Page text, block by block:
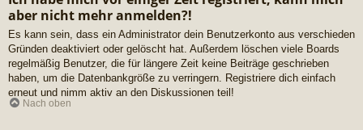
aber nicht mehr anmelden?!
Es kann sein, dass ein Administrator dein Benutzerkonto aus verschieden
Gründen deaktiviert oder gelöscht hat. Außerdem löschen viele Boards
regelmäßig Benutzer, die für längere Zeit keine Beiträge geschrieben
haben, um die Datenbankgröße zu verringern. Registriere dich einfach
erneut und nimm aktiv an den Diskussionen teil!
Nach oben